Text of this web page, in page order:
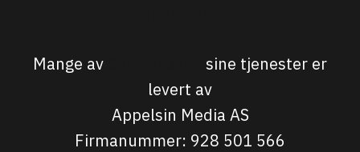
Mange av
sine tjenester er
levert av
Appelsin Media AS
Firmanummer: 928 501 566